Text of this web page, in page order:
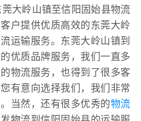
大岭山镇至信阳固始县物流
户提供优质高效的东莞大岭
运输服务。东莞大岭山镇到
优质品牌服务，我们一直多
物流服务，也得到了很多客
有意向选择我们，我们非常
当然，还有很多优秀的物流